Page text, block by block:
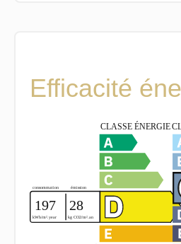
Efficacité